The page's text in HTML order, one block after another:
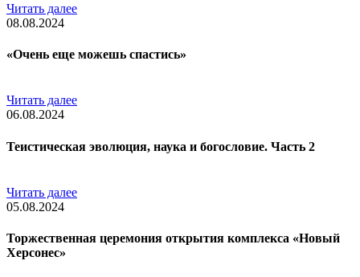
Читать далее
08.08.2024
«Очень еще можешь спастись»
Читать далее
06.08.2024
Теистическая эволюция, наука и богословие. Часть 2
Читать далее
05.08.2024
Торжественная церемония открытия комплекса «Новый
Херсонес»